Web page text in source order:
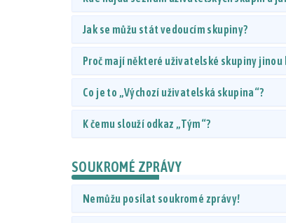
Jak se můžu stát vedoucím skupiny?
Proč mají některé uživatelské skupiny jinou
Co je to „Výchozí uživatelská skupina“?
K čemu slouží odkaz „Tým“?
SOUKROMÉ ZPRÁVY
Nemůžu posílat soukromé zprávy!